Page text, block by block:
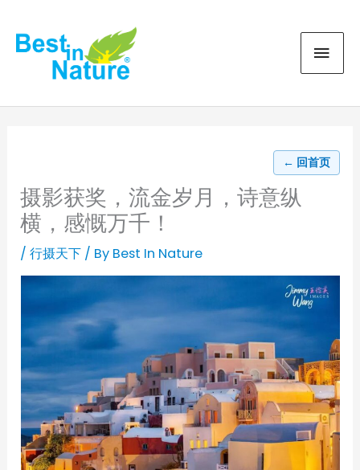
content
← 回首页
摄影获奖，流金岁月，诗意纵
横，感慨万千！
/行摄天下 / By Best In Nature